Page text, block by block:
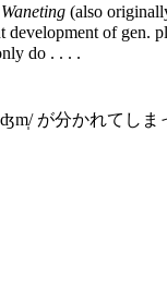
Waneting (also
development of gen.
do . . . .
が分かれてし